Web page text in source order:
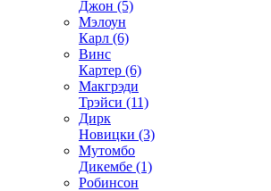
Джон (5)
Мэлоун
Карл (6)
Винс
Картер (6)
Макгрэди
Трэйси (11)
Дирк
Новицки (3)
Мутомбо
Дикембе (1)
Робинсон